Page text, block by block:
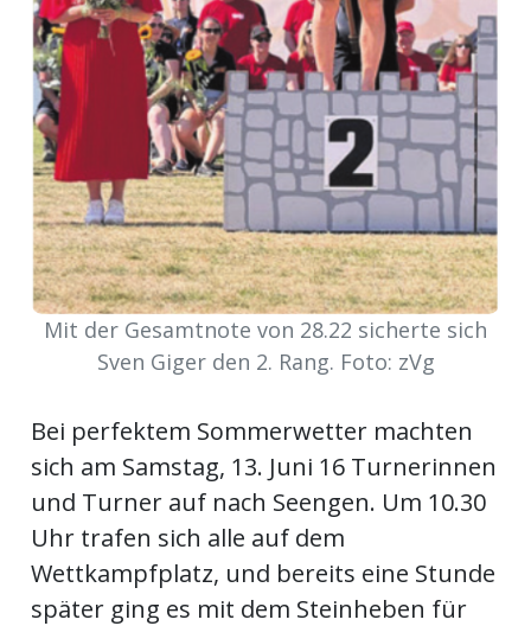
Mit der Gesamtnote von 28.22 sicherte sich
Sven Giger den 2. Rang. Foto: zVg
Bei perfektem Sommerwetter machten
sich am Samstag, 13. Juni 16 Turnerinnen
und Turner auf nach Seengen. Um 10.30
Uhr trafen sich alle auf dem
Wettkampfplatz, und bereits eine Stunde
später ging es mit dem Steinheben für